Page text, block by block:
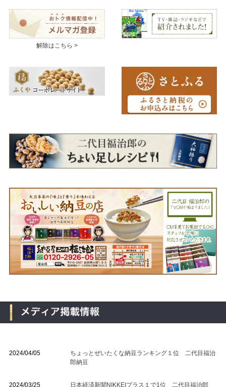
解除はこちら >
2024/04/05
ちょっとぜいたくな納豆ランキング１位 二代目福治
郎納豆
2024/03/25 日本経済新聞NIKKEIプラス１で1位 二代目福治郎